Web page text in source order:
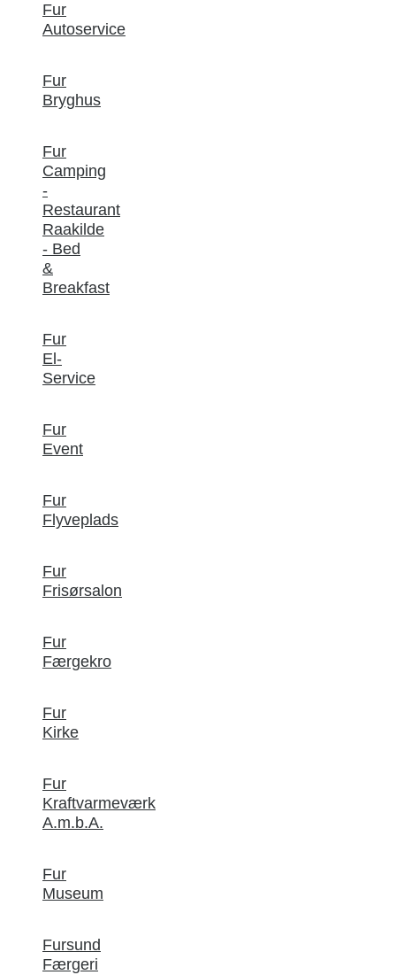
Fur
Autoservice
Fur
Bryghus
Fur
Camping
-
Restaurant
Raakilde
- Bed
&
Breakfast
Fur
El-
Service
Fur
Event
Fur
Flyveplads
Fur
Frisørsalon
Fur
Færgekro
Fur
Kirke
Fur
Kraftvarmeværk
A.m.b.A.
Fur
Museum
Fursund
Færgeri